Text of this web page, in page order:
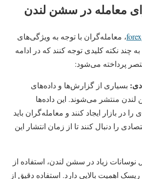
معامله در سشن لندن
، معامله‌گران با توجه به ویژگی‌های
چند نکته کلیدی توجه کنند که در ادامه
پرداخته می‌شود:
بسیاری از گزارش‌ها و داده‌های
منتشر می‌شوند. این داده‌ها
را در بازار ایجاد کنند و معامله‌گران باید
را دنبال کنند تا از زمان انتشار این
نوسانات زیاد در سشن لندن، استفاده از
اهمیت بالایی دارد. استفاده دقیق از